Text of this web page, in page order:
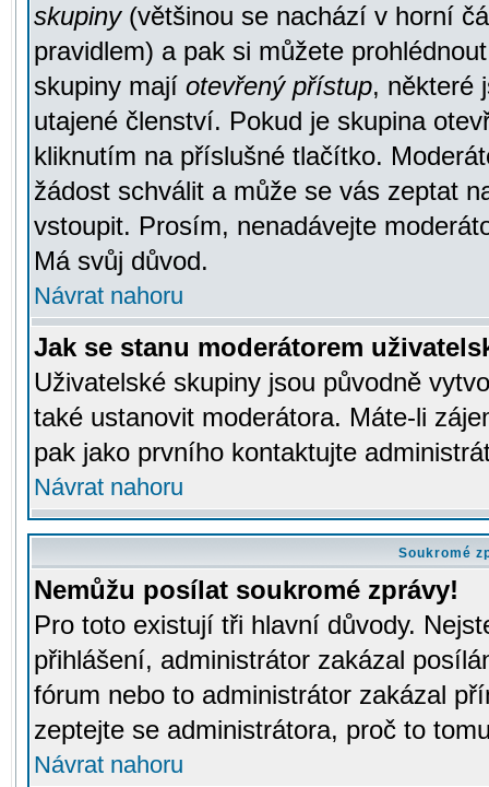
skupiny(většinou se nachází v horní
pravidlem) a pak si můžete
skupiny mají otevřený přístup, některé
utajené členství. Pokud je skupina
kliknutím na příslušné tlačítko.
žádost schválit a může se vás zeptat
vstoupit. Prosím, nenadávejte
Má svůj důvod.
Návrat nahoru
Jak se stanu moderátorem
Uživatelské skupiny jsou původně
také ustanovit moderátora. Máte-li
pak jako prvního kontaktujte
Návrat nahoru
Soukromé
Nemůžu posílat soukromé zprávy!
Pro toto existují tři hlavní důvody.
přihlášení, administrátor zakázal
fórum nebo to administrátor zakázal
zeptejte se administrátora, proč to
Návrat nahoru